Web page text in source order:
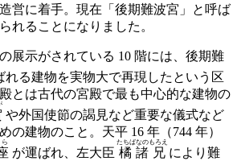
営に着手。現在「後期難波宮」と呼ば
れることになりました。
展示がされている 10 階には、後期難
れる建物を実物大で再現したという区
とは古代の宮殿で最も中心的な建物の
や外国使節の謁見など重要な儀式など
の建物のこと。天平 16 年（744 年）
が運ばれ、左大臣 橘諸兄
たちばなのもろえ
により難